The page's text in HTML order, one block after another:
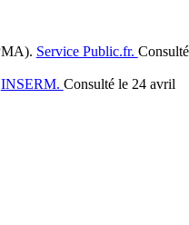
Service Public.fr. Consulté
INSERM. Consulté le 24 avril